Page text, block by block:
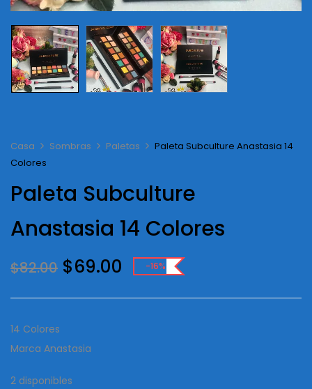
Casa Sombras Paletas
Paleta Subculture Anastasia 14
Colores
Paleta Subculture
Anastasia 14 Colores
$82.00 Original
was:
$69.00 Current
price
is:
-16%
14 Colores
Marca Anastasia
2 disponibles